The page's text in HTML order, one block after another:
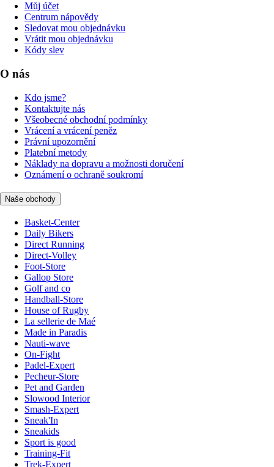
Můj účet
Centrum nápovědy
Sledovat mou objednávku
Vrátit mou objednávku
Kódy slev
O nás
Kdo jsme?
Kontaktujte nás
Všeobecné obchodní podmínky
Vrácení a vrácení peněz
Právní upozornění
Platební metody
Náklady na dopravu a možnosti doručení
Oznámení o ochraně soukromí
Naše obchody
Basket-Center
Daily Bikers
Direct Running
Direct-Volley
Foot-Store
Gallop Store
Golf and co
Handball-Store
House of Rugby
La sellerie de Maé
Made in Paradis
Nauti-wave
On-Fight
Padel-Expert
Pecheur-Store
Pet and Garden
Slowood Interior
Smash-Expert
Sneak'In
Sneakids
Sport is good
Training-Fit
Trek-Expert